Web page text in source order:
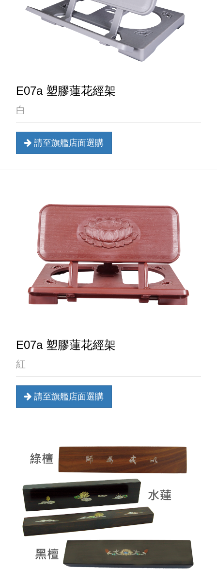
E07a 塑膠蓮花經架
白
請至旗艦店面選購
E07a 塑膠蓮花經架
紅
請至旗艦店面選購